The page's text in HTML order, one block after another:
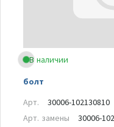
В наличии
болт
Арт.
30006-102130810
Арт. замены
30006-